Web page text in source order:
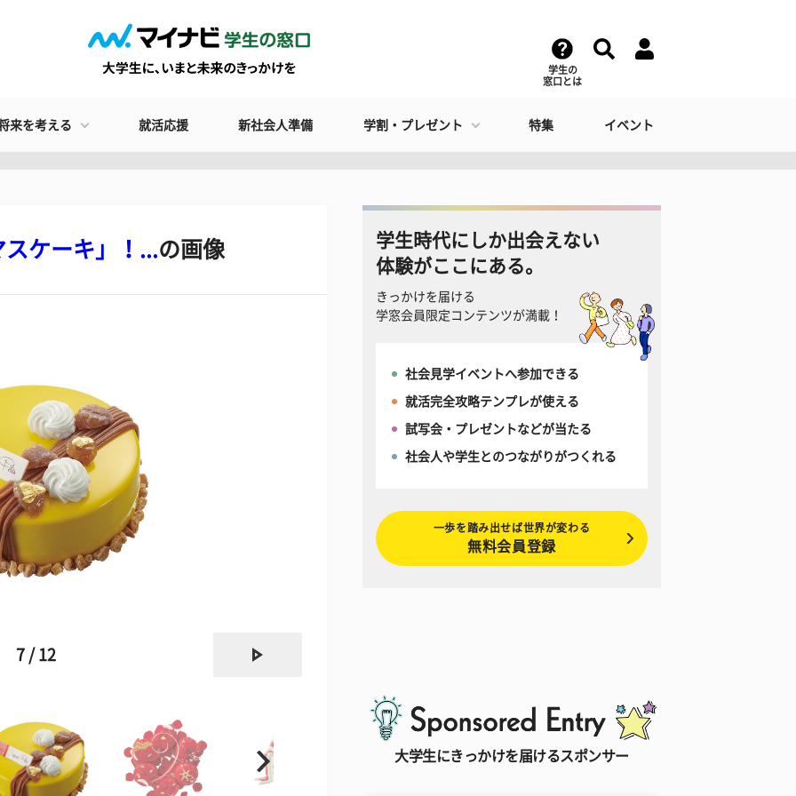
学生の
窓口とは
来を考える 就活応援 新社会人準備 学割・プレゼント 特集 イベント
ケーキ」！...の画像
7 / 12
学生時代にしか出会えない
体験がここにある。
きっかけを届ける
学窓会員限定コンテンツが満載！
社会見学イベントへ参加できる
就活完全攻略テンプレが使える
試写会・プレゼントなどが当たる
社会人や学生とのつながりがつくれる
一歩を踏み出せば世界が変わる
無料会員登録
大学生にきっかけを届けるスポンサー